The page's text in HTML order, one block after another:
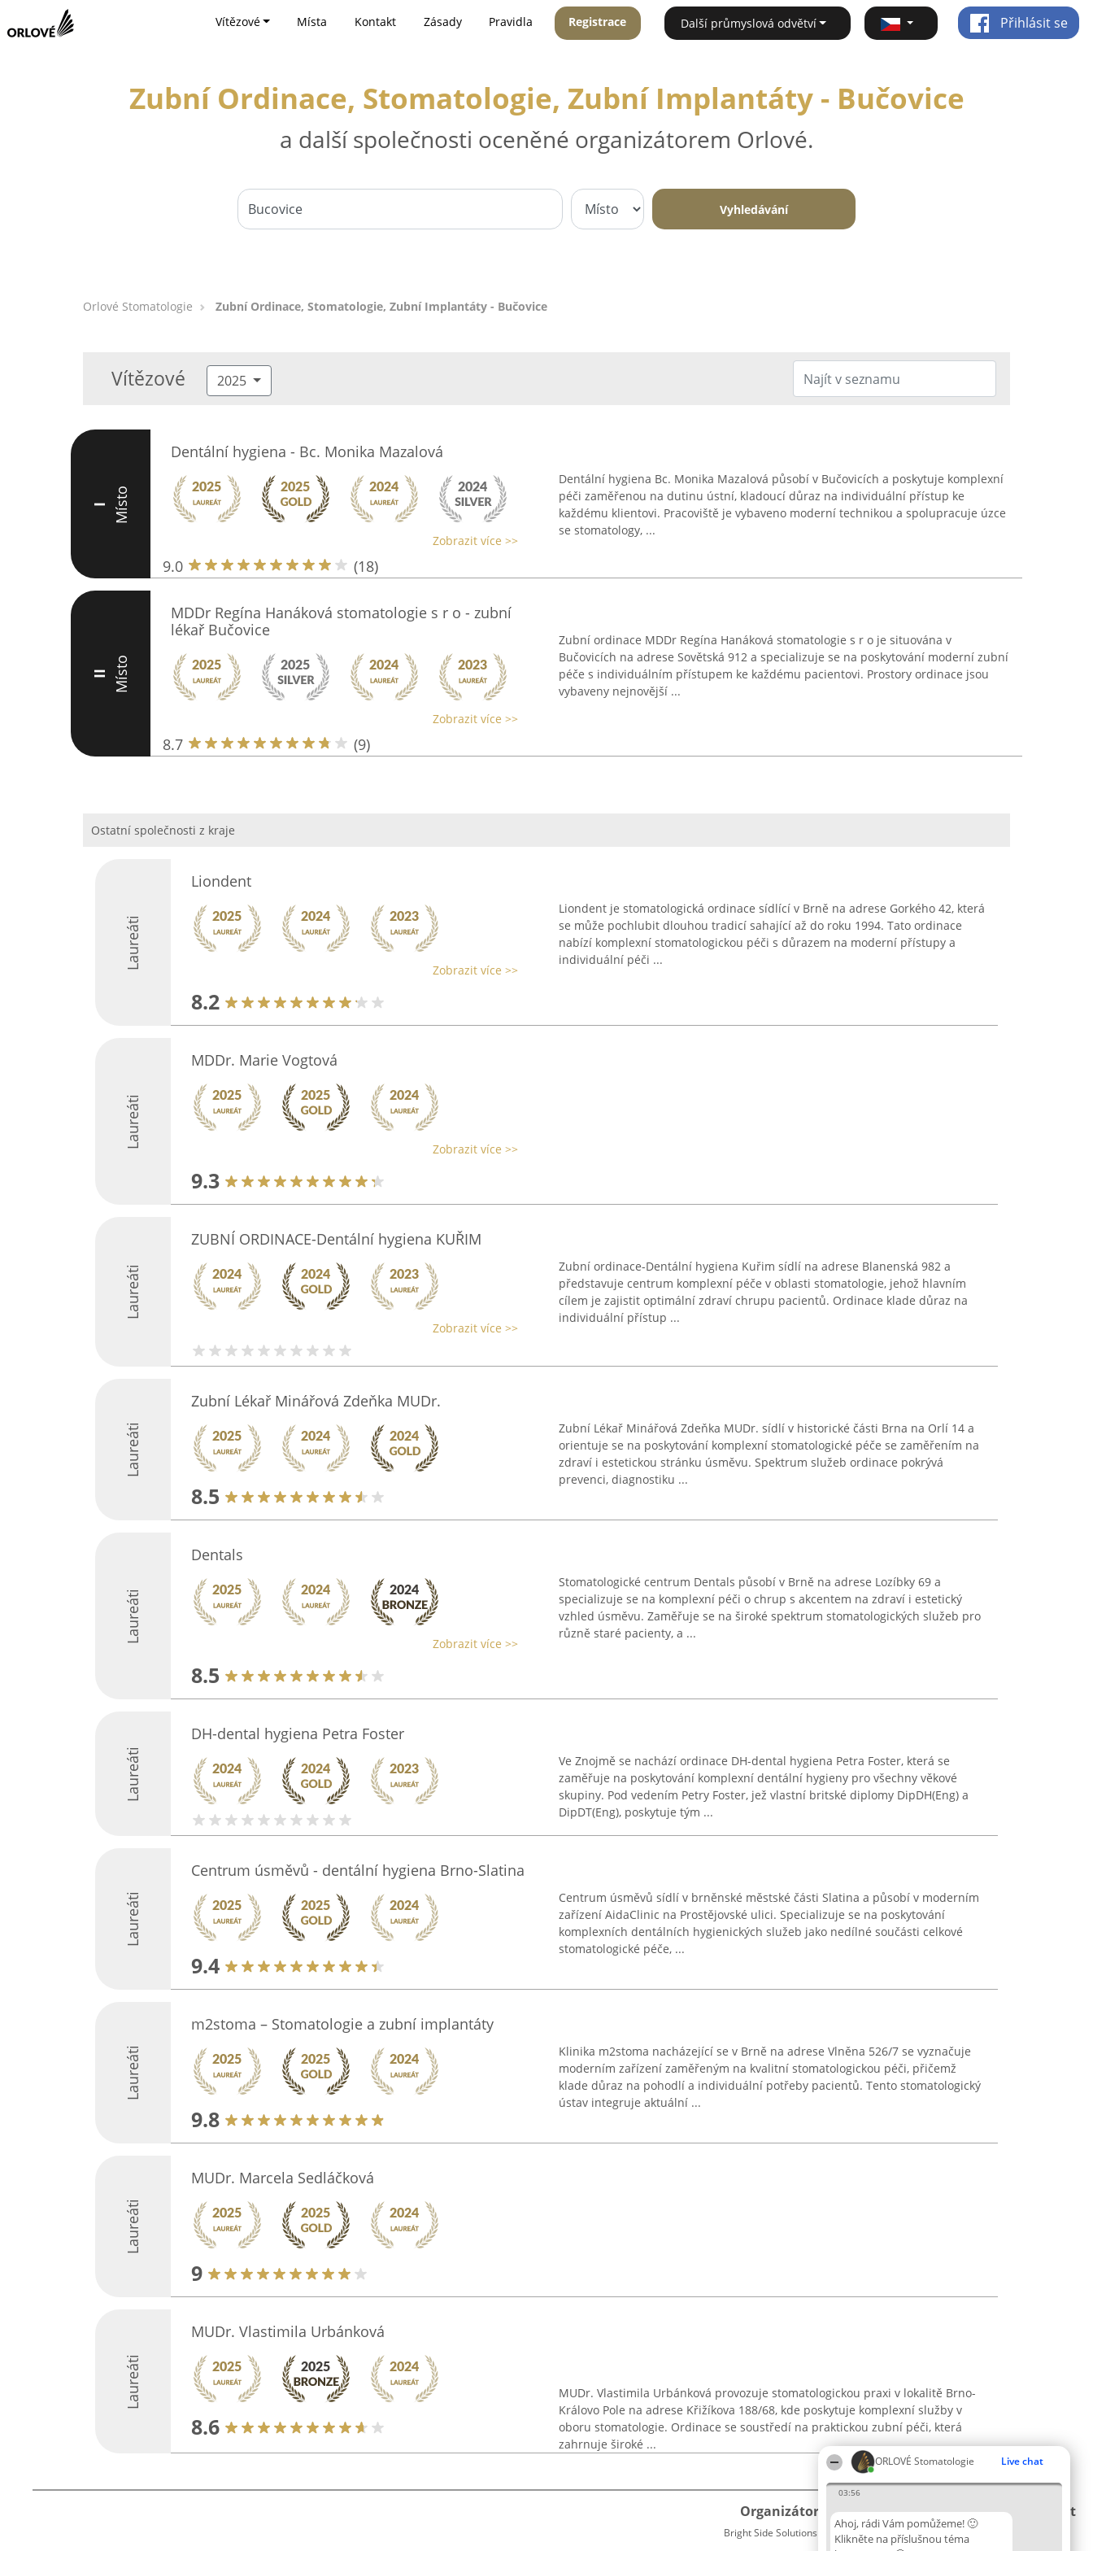
ORLOVÉ Stomatologie Live chat
03:56
Ahoj, rádi Vám pomůžeme! 🙂
Klikněte na příslušnou téma
Vítězové Místa Kontakt Zásady Pravidla Registrace Další průmyslová odvětví Přihlásit se
Zubní Ordinace, Stomatologie, Zubní Implantáty - Bučovice
a další společnosti oceněné organizátorem Orlové.
Vyhledávání
Orlové Stomatologie Zubní Ordinace, Stomatologie, Zubní Implantáty - Bučovice
Vítězové 2025
I Místo
Dentální hygiena - Bc. Monika Mazalová
Zobrazit více >>
9.0 (18)
Dentální hygiena Bc. Monika Mazalová působí v Bučovicích a poskytuje komplexní
péči zaměřenou na dutinu ústní, kladoucí důraz na individuální přístup ke
každému klientovi. Pracoviště je vybaveno moderní technikou a spolupracuje úzce
se stomatology, ...
II Místo
MDDr Regína Hanáková stomatologie s r o - zubní
lékař Bučovice
Zobrazit více >>
8.7 (9)
Zubní ordinace MDDr Regína Hanáková stomatologie s r o je situována v
Bučovicích na adrese Sovětská 912 a specializuje se na poskytování moderní zubní
péče s individuálním přístupem ke každému pacientovi. Prostory ordinace jsou
vybaveny nejnovější ...
Ostatní společnosti z kraje
Laureáti
Liondent
Zobrazit více >>
8.2
Liondent je stomatologická ordinace sídlící v Brně na adrese Gorkého 42, která
se může pochlubit dlouhou tradicí sahající až do roku 1994. Tato ordinace
nabízí komplexní stomatologickou péči s důrazem na moderní přístupy a
individuální péči ...
Laureáti
MDDr. Marie Vogtová
Zobrazit více >>
9.3
Laureáti
ZUBNÍ ORDINACE-Dentální hygiena KUŘIM
Zobrazit více >>
Zubní ordinace-Dentální hygiena Kuřim sídlí na adrese Blanenská 982 a
představuje centrum komplexní péče v oblasti stomatologie, jehož hlavním
cílem je zajistit optimální zdraví chrupu pacientů. Ordinace klade důraz na
individuální přístup ...
Laureáti
Zubní Lékař Minářová Zdeňka MUDr.
8.5
Zubní Lékař Minářová Zdeňka MUDr. sídlí v historické části Brna na Orlí 14 a
orientuje se na poskytování komplexní stomatologické péče se zaměřením na
zdraví i estetickou stránku úsměvu. Spektrum služeb ordinace pokrývá
prevenci, diagnostiku ...
Laureáti
Dentals
Zobrazit více >>
8.5
Stomatologické centrum Dentals působí v Brně na adrese Lozíbky 69 a
specializuje se na komplexní péči o chrup s akcentem na zdraví i estetický
vzhled úsměvu. Zaměřuje se na široké spektrum stomatologických služeb pro
různě staré pacienty, a ...
Laureáti
DH-dental hygiena Petra Foster
Ve Znojmě se nachází ordinace DH-dental hygiena Petra Foster, která se
zaměřuje na poskytování komplexní dentální hygieny pro všechny věkové
skupiny. Pod vedením Petry Foster, jež vlastní britské diplomy DipDH(Eng) a
DipDT(Eng), poskytuje tým ...
Laureáti
Centrum úsměvů - dentální hygiena Brno-Slatina
9.4
Centrum úsměvů sídlí v brněnské městské části Slatina a působí v moderním
zařízení AidaClinic na Prostějovské ulici. Specializuje se na poskytování
komplexních dentálních hygienických služeb jako nedílné součásti celkové
stomatologické péče, ...
Laureáti
m2stoma – Stomatologie a zubní implantáty
9.8
Klinika m2stoma nacházející se v Brně na adrese Vlněna 526/7 se vyznačuje
moderním zařízení zaměřeným na kvalitní stomatologickou péči, přičemž
klade důraz na pohodlí a individuální potřeby pacientů. Tento stomatologický
ústav integruje aktuální ...
Laureáti
MUDr. Marcela Sedláčková
9
Laureáti
MUDr. Vlastimila Urbánková
8.6
MUDr. Vlastimila Urbánková provozuje stomatologickou praxi v lokalitě Brno-
Královo Pole na adrese Křižíkova 188/68, kde poskytuje komplexní služby v
oboru stomatologie. Ordinace se soustředí na praktickou zubní péči, která
zahrnuje široké ...
Organizátor hlasování
Bright Side Solutions sp. z o. o. sp. k.
ul. Ruska 22
Plebiscyt
Vítězové
Seznam
Kontakt